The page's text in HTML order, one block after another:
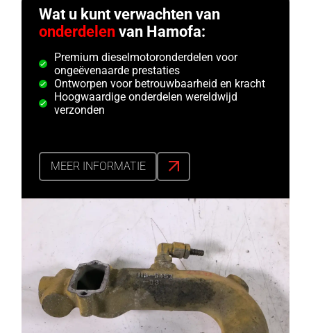
Wat u kunt verwachten van
onderdelen van Hamofa:
Premium dieselmotoronderdelen voor
ongeëvenaarde prestaties
Ontworpen voor betrouwbaarheid en kracht
Hoogwaardige onderdelen wereldwijd
verzonden
MEER INFORMATIE